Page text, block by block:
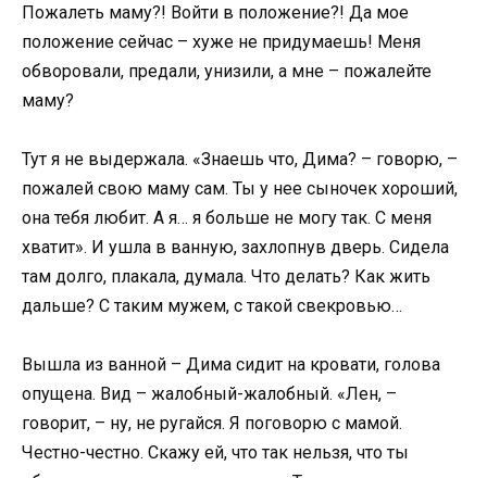
Пожалеть маму?! Войти в положение?! Да мое
положение сейчас – хуже не придумаешь! Меня
обворовали, предали, унизили, а мне – пожалейте
маму?
Тут я не выдержала. «Знаешь что, Дима? – говорю, –
пожалей свою маму сам. Ты у нее сыночек хороший,
она тебя любит. А я… я больше не могу так. С меня
хватит». И ушла в ванную, захлопнув дверь. Сидела
там долго, плакала, думала. Что делать? Как жить
дальше? С таким мужем, с такой свекровью…
Вышла из ванной – Дима сидит на кровати, голова
опущена. Вид – жалобный-жалобный. «Лен, –
говорит, – ну, не ругайся. Я поговорю с мамой.
Честно-честно. Скажу ей, что так нельзя, что ты